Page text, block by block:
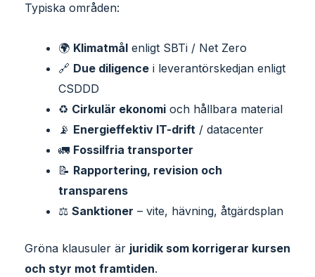
Typiska områden:
🌍 Klimatmål enligt SBTi / Net Zero
🔗 Due diligence i leverantörskedjan enligt
CSDDD
♻ Cirkulär ekonomi och hållbara material
📡 Energieffektiv IT-drift / datacenter
🚛 Fossilfria transporter
📝 Rapportering, revision och
transparens
⚖ Sanktioner – vite, hävning, åtgärdsplan
Gröna klausuler är juridik som korrigerar kursen
och styr mot framtiden.